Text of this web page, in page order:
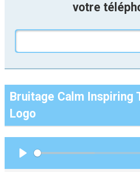
votre
Bruitage Calm Inspiring
Logo